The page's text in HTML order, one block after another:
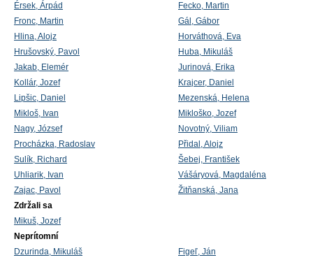
Érsek, Árpád
Fecko, Martin
Fronc, Martin
Gál, Gábor
Hlina, Alojz
Horváthová, Eva
Hrušovský, Pavol
Huba, Mikuláš
Jakab, Elemér
Jurinová, Erika
Kollár, Jozef
Krajcer, Daniel
Lipšic, Daniel
Mezenská, Helena
Mikloš, Ivan
Mikloško, Jozef
Nagy, József
Novotný, Viliam
Procházka, Radoslav
Přidal, Alojz
Sulík, Richard
Šebej, František
Uhliarik, Ivan
Vášáryová, Magdaléna
Zajac, Pavol
Žitňanská, Jana
Zdržali sa
Mikuš, Jozef
Neprítomní
Dzurinda, Mikuláš
Figeľ, Ján